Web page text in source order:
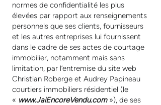
normes de confidentialité les plus
élevées par rapport aux renseignements
personnels que ses clients, fournisseurs
et les autres entreprises lui fournissent
dans le cadre de ses actes de courtage
immobilier, notamment mais sans
limitation, par l’entremise du site web
Christian Roberge et Audrey Papineau
courtiers immobiliers résidentiel (le
« www.JaiEncoreVendu.com»), de ses